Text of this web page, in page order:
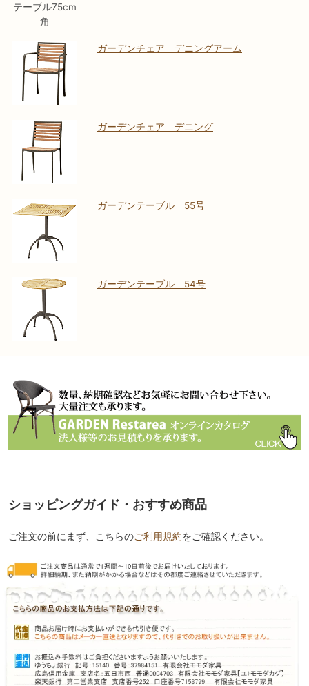
テーブル75cm
角
ガーデンチェア デニングアーム
ガーデンチェア デニング
ガーデンテーブル 55号
ガーデンテーブル 54号
ショッピングガイド・おすすめ商品
ご注文の前にまず、こちらのご利用規約をご確認ください。